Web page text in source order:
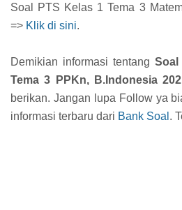
Soal PTS Kelas 1 Tema 3
=> Klik di sini.
Demikian informasi tentang
Tema 3 PPKn, B.Indonesia
berikan. Jangan lupa Follow ya
informasi terbaru dari Bank Soal .